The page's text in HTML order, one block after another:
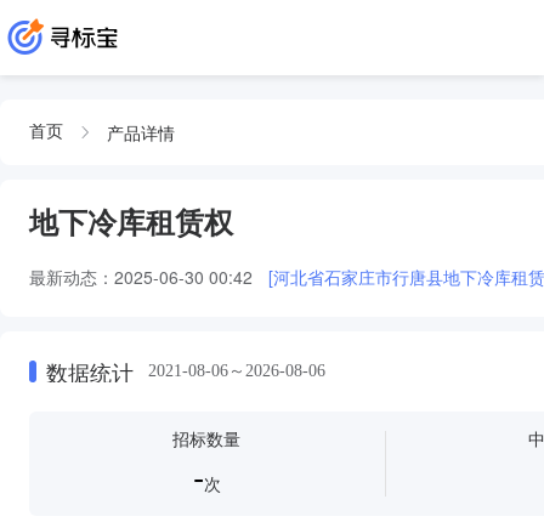
首页 产品详情
地下冷库租赁权
最新动态： 2025-06-30 00:42 [河北省石家庄市行唐县地下冷库租
数据统计 2021-08-06～2026-08-06
招标数量
-次